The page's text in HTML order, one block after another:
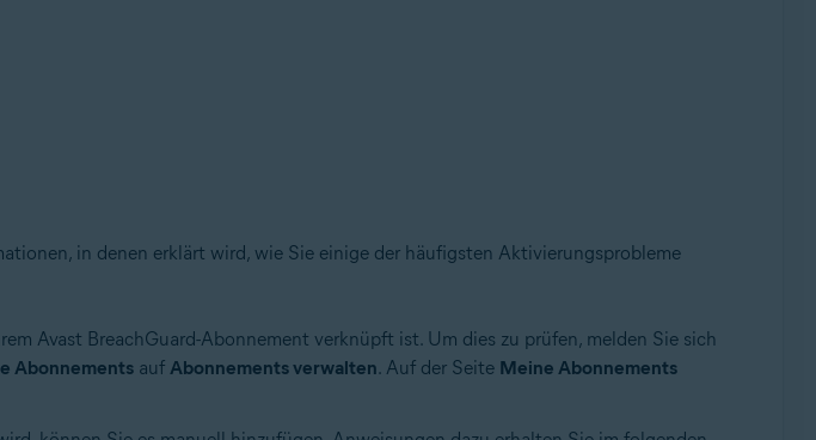
in denen erklärt wird, wie Sie einige der häufigsten Aktivierungsprobleme
Avast BreachGuard-Abonnement verknüpft ist. Um dies zu prüfen, melden Sie sich
Abonnementsauf Abonnements verwalten. Auf der Seite Meine Abonnements